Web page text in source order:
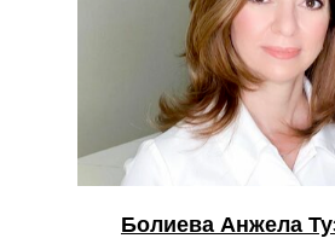
Болиева Анжела